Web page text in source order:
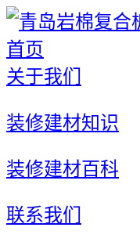
首页
关于我们
装修建材知识
装修建材百科
联系我们